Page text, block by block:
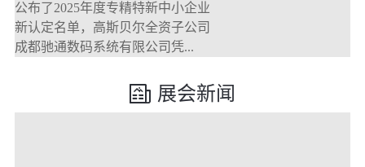
公布了2025年度专精特新中小企业
新认定名单，高斯贝尔全资子公司
成都驰通数码系统有限公司凭...
展会新闻